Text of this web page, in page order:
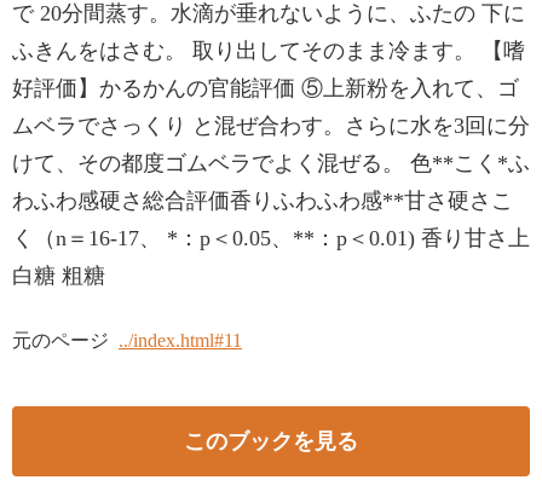
で 20分間蒸す。水滴が垂れないように、ふたの 下に
ふきんをはさむ。 取り出してそのまま冷ます。 【嗜
好評価】かるかんの官能評価 ⑤上新粉を入れて、ゴ
ムベラでさっくり と混ぜ合わす。さらに水を3回に分
けて、その都度ゴムベラでよく混ぜる。 色**こく*ふ
わふわ感硬さ総合評価香りふわふわ感**甘さ硬さこ
く（n＝16-17、 *：p＜0.05、**：p＜0.01) 香り甘さ上
白糖 粗糖
元のページ ../index.html#11
このブックを見る